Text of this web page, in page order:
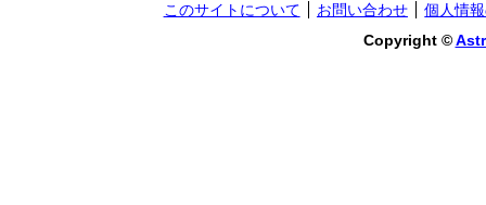
このサイトについて お問い合わせ
個人情
Copyright ©